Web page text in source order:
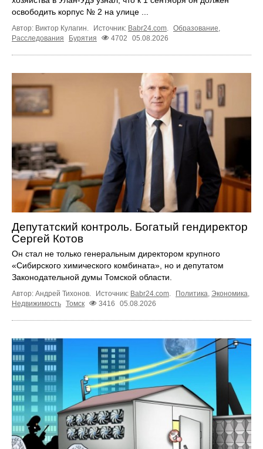
освободить корпус № 2 на улице ...
Автор: Виктор Кулагин. Источник: Babr24.com. Образование,
Расследования
Бурятия 4702 05.08.2026
Депутатский контроль. Богатый гендиректор
Сергей Котов
Он стал не только генеральным директором крупного
«Сибирского химического комбината», но и депутатом
Законодательной думы Томской области.
Автор: Андрей Тихонов. Источник: Babr24.com. Политика, Экономика,
Недвижимость Томск 3416 05.08.2026